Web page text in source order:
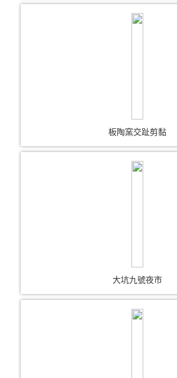
板陶窯交趾剪黏
大坑九號夜市